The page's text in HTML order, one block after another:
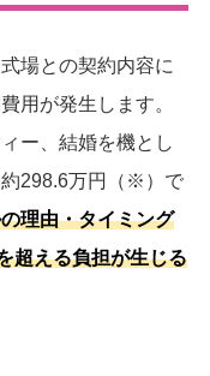
場との契約内容に
用が発生します。
ー、結婚を機とし
298.6万円（※）で
理由・タイミング
超える負担が生じる